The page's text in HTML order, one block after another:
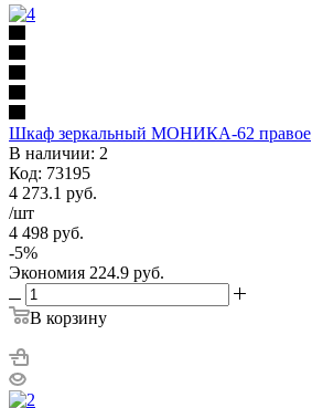
Шкаф зеркальный МОНИКА-62 правое
В наличии: 2
Код: 73195
4 273.1 руб.
/шт
4 498 руб.
-5%
Экономия 224.9 руб.
В корзину